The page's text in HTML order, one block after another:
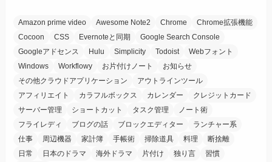
Amazon prime video Awesome Note2 Chrome
Chrome拡張機能
Cocoon
CSS Evernoteと同期
Google Search Console
Googleアドセンス
Hulu Simplicity Todoist
Webフォント
Windows
Workflowy お片付けノート
お知らせ
その他クラウドアプリケーション
アウトラインツール
アフィリエイト
カラフルボックス カレンダー
クレジットカード
サーバー管理
ショートカット タスク管理
ノート術
フライレディ
ブログの話 ブロックエディター
ランチャー系
仕事
周辺機器 家計簿 手帳術 掃除道具 料理
断捨離
日常
日本のドラマ 海外ドラマ 片付け 独り言 習慣